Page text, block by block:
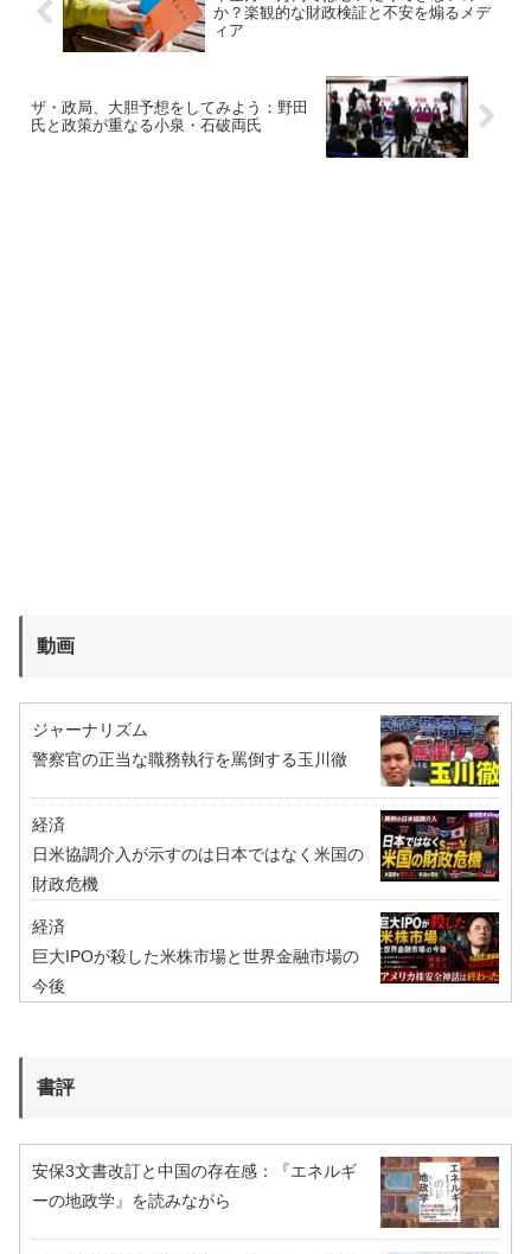
か？楽観的な財政検証と不安を煽るメデ
ィア
ザ・政局、大胆予想をしてみよう：野田
氏と政策が重なる小泉・石破両氏
動画
ジャーナリズム
警察官の正当な職務執行を罵倒する玉川徹
経済
日米協調介入が示すのは日本ではなく米国の
財政危機
経済
巨大IPOが殺した米株市場と世界金融市場の
今後
書評
安保3文書改訂と中国の存在感：『エネルギ
ーの地政学』を読みながら